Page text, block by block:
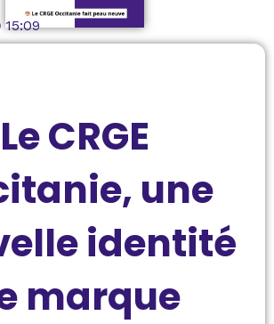
15:09
Le CRGE
une
identité
marque